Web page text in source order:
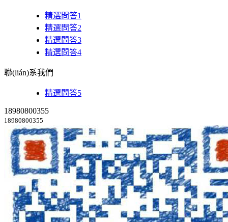
精選問答1
精選問答2
精選問答3
精選問答4
聯(lián)系我們
精選問答5
18980800355
18980800355